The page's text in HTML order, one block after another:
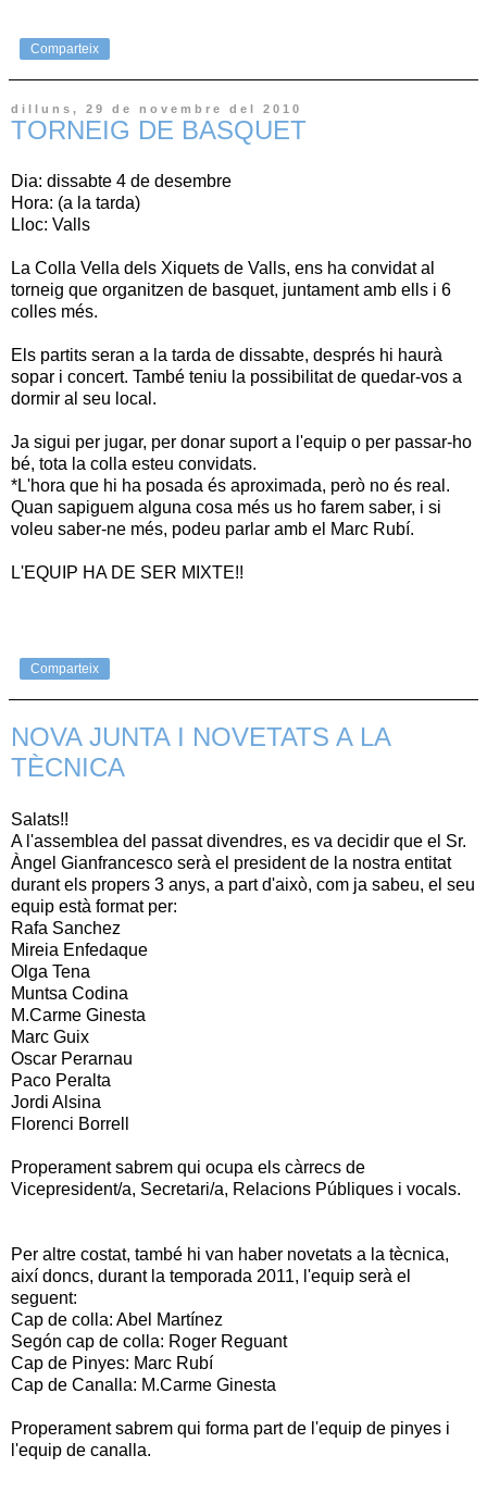
Comparteix
dilluns, 29 de novembre del 2010
TORNEIG DE BASQUET
Dia: dissabte 4 de desembre
Hora: (a la tarda)
Lloc: Valls
La Colla Vella dels Xiquets de Valls, ens ha convidat al
torneig que organitzen de basquet, juntament amb ells i 6
colles més.
Els partits seran a la tarda de dissabte, després hi haurà
sopar i concert. També teniu la possibilitat de quedar-vos a
dormir al seu local.
Ja sigui per jugar, per donar suport a l'equip o per passar-ho
bé, tota la colla esteu convidats.
*L'hora que hi ha posada és aproximada, però no és real.
Quan sapiguem alguna cosa més us ho farem saber, i si
voleu saber-ne més, podeu parlar amb el Marc Rubí.
L'EQUIP HA DE SER MIXTE!!
Comparteix
NOVA JUNTA I NOVETATS A LA
TÈCNICA
Salats!!
A l'assemblea del passat divendres, es va decidir que el Sr.
Àngel Gianfrancesco serà el president de la nostra entitat
durant els propers 3 anys, a part d'això, com ja sabeu, el seu
equip està format per:
Rafa Sanchez
Mireia Enfedaque
Olga Tena
Muntsa Codina
M.Carme Ginesta
Marc Guix
Oscar Perarnau
Paco Peralta
Jordi Alsina
Florenci Borrell
Properament sabrem qui ocupa els càrrecs de
Vicepresident/a, Secretari/a, Relacions Públiques i vocals.
Per altre costat, també hi van haber novetats a la tècnica,
així doncs, durant la temporada 2011, l'equip serà el
seguent:
Cap de colla: Abel Martínez
Segón cap de colla: Roger Reguant
Cap de Pinyes: Marc Rubí
Cap de Canalla: M.Carme Ginesta
Properament sabrem qui forma part de l'equip de pinyes i
l'equip de canalla.